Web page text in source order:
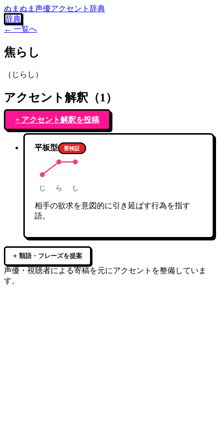
ぬまぬま声優アクセント辞典
辞典
← 一覧へ
焦らし
（ じらし ）
アクセント解釈（1）
+ アクセント解釈を投稿
平板型 要検証
じ ら し
相手の欲求を意図的に引き延ばす行為を指す
語。
+ 類語・フレーズを提案
声優・視聴者による寄稿を元にアクセントを整備していま
す。